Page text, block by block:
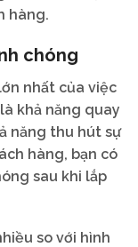
hàng.
chóng
nhất của việc
khả năng quay
năng thu hút sự
hàng, bạn có
sau khi lắp
so với hình